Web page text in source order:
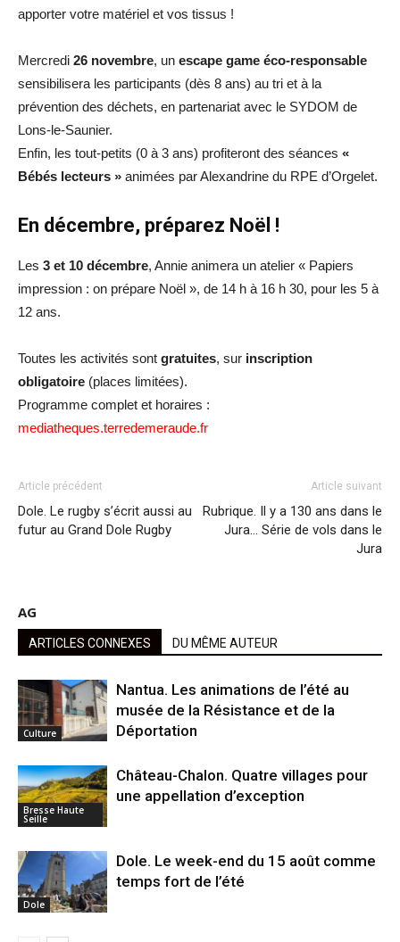
apporter votre matériel et vos tissus !
Mercredi 26 novembre, un escape game éco-responsable
sensibilisera les participants (dès 8 ans) au tri et à la
prévention des déchets, en partenariat avec le SYDOM de
Lons-le-Saunier.
Enfin, les tout-petits (0 à 3 ans) profiteront des séances «
Bébés lecteurs » animées par Alexandrine du RPE d’Orgelet.
En décembre, préparez Noël !
Les 3 et 10 décembre, Annie animera un atelier « Papiers
impression : on prépare Noël », de 14 h à 16 h 30, pour les 5 à
12 ans.
Toutes les activités sont gratuites, sur inscription
obligatoire (places limitées).
Programme complet et horaires :
mediatheques.terredemeraude.fr
Article précédent
Dole. Le rugby s’écrit aussi au
futur au Grand Dole Rugby
Article suivant
Rubrique. Il y a 130 ans dans le
Jura… Série de vols dans le
Jura
AG
ARTICLES CONNEXES DU MÊME AUTEUR
Culture
Nantua. Les animations de l’été au
musée de la Résistance et de la
Déportation
Bresse Haute
Seille
Château-Chalon. Quatre villages pour
une appellation d’exception
Dole
Dole. Le week-end du 15 août comme
temps fort de l’été